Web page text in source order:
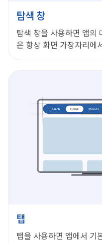
탐색 창
탐색 창을 사용하면 앱의
은 항상 화면 가장자리에
탭
탭을 사용하면 앱에서 기